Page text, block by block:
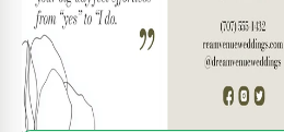
Adequado Para
Estilo
Elegante